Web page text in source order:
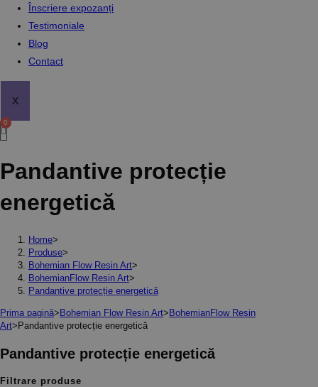
Înscriere expozanți
Testimoniale
Blog
Contact
X
Pandantive protecție
energetică
Home>
Produse>
Bohemian Flow Resin Art>
BohemianFlow Resin Art>
Pandantive protecție energetică
Prima pagină> Bohemian Flow Resin Art> BohemianFlow Resin
Art> Pandantive protecție energetică
Pandantive protecție energetică
Filtrare produse